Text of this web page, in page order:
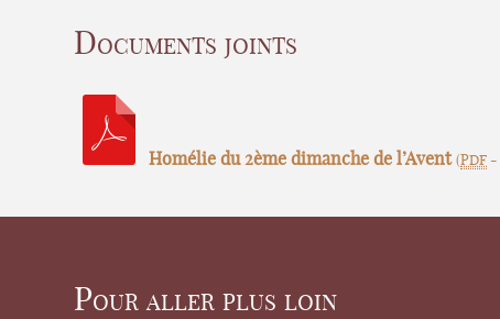
Documents joints
Homélie du 2ème dimanche de l’Avent ( PDF -
Pour aller plus loin